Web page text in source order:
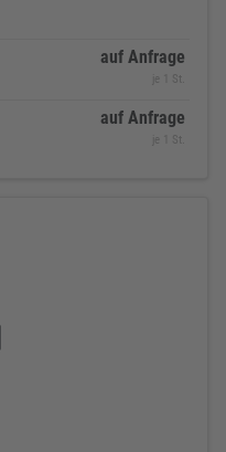
auf Anfrage
je 1 St.
auf Anfrage
je 1 St.